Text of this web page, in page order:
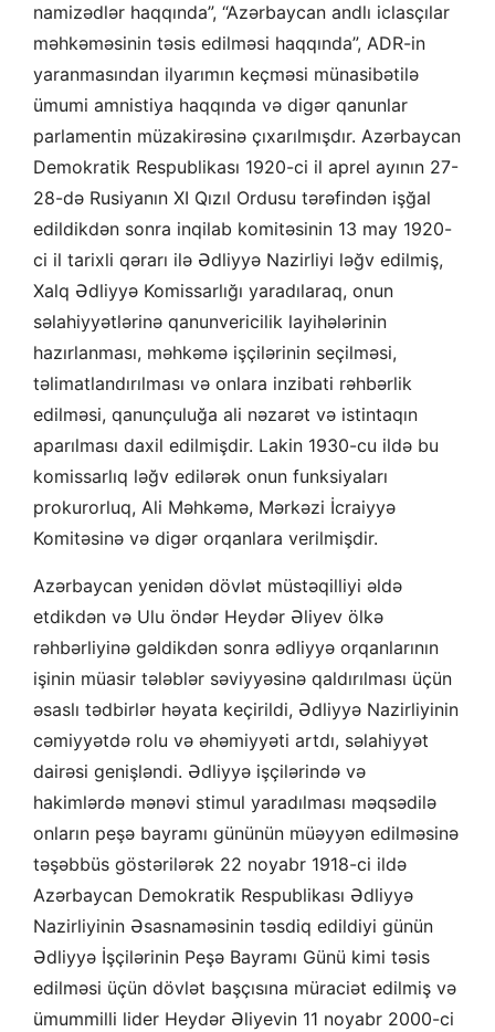
namizədlər haqqında”, “Azərbaycan andlı iclasçılar
məhkəməsinin təsis edilməsi haqqında”, ADR-in
yaranmasından ilyarımın keçməsi münasibətilə
ümumi amnistiya haqqında və digər qanunlar
parlamentin müzakirəsinə çıxarılmışdır. Azərbaycan
Demokratik Respublikası 1920-ci il aprel ayının 27-
28-də Rusiyanın XI Qızıl Ordusu tərəfindən işğal
edildikdən sonra inqilab komitəsinin 13 may 1920-
ci il tarixli qərarı ilə Ədliyyə Nazirliyi ləğv edilmiş,
Xalq Ədliyyə Komissarlığı yaradılaraq, onun
səlahiyyətlərinə qanunvericilik layihələrinin
hazırlanması, məhkəmə işçilərinin seçilməsi,
təlimatlandırılması və onlara inzibati rəhbərlik
edilməsi, qanunçuluğa ali nəzarət və istintaqın
aparılması daxil edilmişdir. Lakin 1930-cu ildə bu
komissarlıq ləğv edilərək onun funksiyaları
prokurorluq, Ali Məhkəmə, Mərkəzi İcraiyyə
Komitəsinə və digər orqanlara verilmişdir.
Azərbaycan yenidən dövlət müstəqilliyi əldə
etdikdən və Ulu öndər Heydər Əliyev ölkə
rəhbərliyinə gəldikdən sonra ǝdliyyə orqanlarının
işinin müasir tələblər səviyyəsinə qaldırılması üçün
əsaslı tədbirlər həyata keçirildi, Ədliyyə Nazirliyinin
cəmiyyətdə rolu və əhəmiyyəti artdı, səlahiyyət
dairəsi genişləndi. Ədliyyə işçilərində və
hakimlərdə mənəvi stimul yaradılması məqsədilə
onların peşə bayramı gününün müəyyən edilməsinə
təşəbbüs göstərilərək 22 noyabr 1918-ci ildə
Azərbaycan Demokratik Respublikası Ədliyyə
Nazirliyinin Əsasnaməsinin təsdiq edildiyi günün
Ədliyyə İşçilərinin Peşə Bayramı Günü kimi təsis
edilməsi üçün dövlət başçısına müraciət edilmiş və
ümummilli lider Heydər Əliyevin 11 noyabr 2000-ci